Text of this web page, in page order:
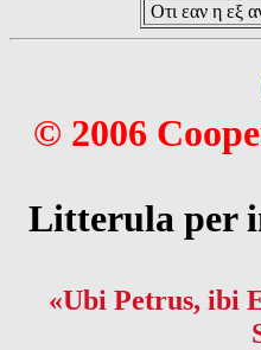
Οτι εαν η εξ
© 2006
Litterula per
«Ubi Petrus, ibi